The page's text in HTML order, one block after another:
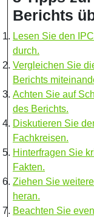
Berichts
Lesen Sie den
durch.
Vergleichen Sie
Berichts
Achten Sie auf
des Berichts.
Diskutieren Sie
Fachkreisen.
Hinterfragen Sie
Fakten.
Ziehen Sie
heran.
Beachten Sie